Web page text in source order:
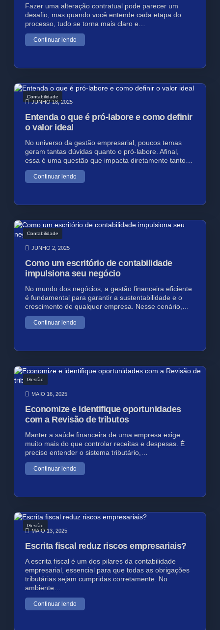
Fazer uma alteração contratual pode parecer um
desafio, mas quando você entende cada etapa do
processo, tudo se torna mais claro e…
Continuar lendo
Contabilidade
JUNHO 18, 2025
Entenda o que é pró-labore e como definir
o valor ideal
No universo da gestão empresarial, poucos temas
geram tantas dúvidas quanto o pró-labore. Afinal,
essa é uma questão que impacta diretamente tanto…
Continuar lendo
Contabilidade
JUNHO 2, 2025
Como um escritório de contabilidade
impulsiona seu negócio
No mundo dos negócios, a gestão financeira eficiente
é fundamental para garantir a sustentabilidade e o
crescimento de qualquer empresa. Nesse cenário,…
Continuar lendo
Gestão
MAIO 16, 2025
Economize e identifique oportunidades
com a Revisão de tributos
Manter a saúde financeira de uma empresa exige
muito mais do que controlar receitas e despesas. É
preciso entender o sistema tributário,…
Continuar lendo
Gestão
MAIO 13, 2025
Escrita fiscal reduz riscos empresariais?
A escrita fiscal é um dos pilares da contabilidade
empresarial, essencial para que todas as obrigações
tributárias sejam cumpridas corretamente. No
ambiente…
Continuar lendo